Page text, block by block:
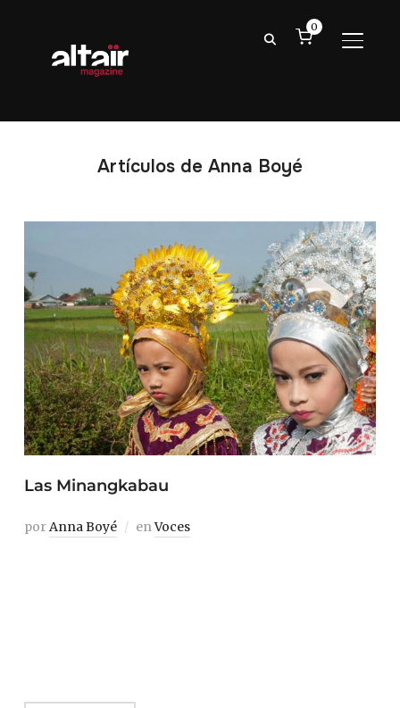
0
Artículos de Anna Boyé
Las Minangkabau
porAnna Boyé enVoces